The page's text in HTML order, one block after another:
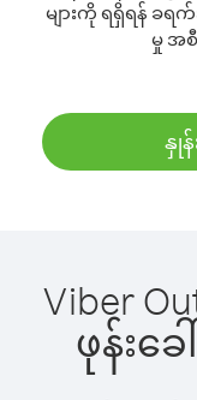
များကို ရရှိရန် ခရ
မှု အ
နှုန်
Viber
ဖုန်းခ